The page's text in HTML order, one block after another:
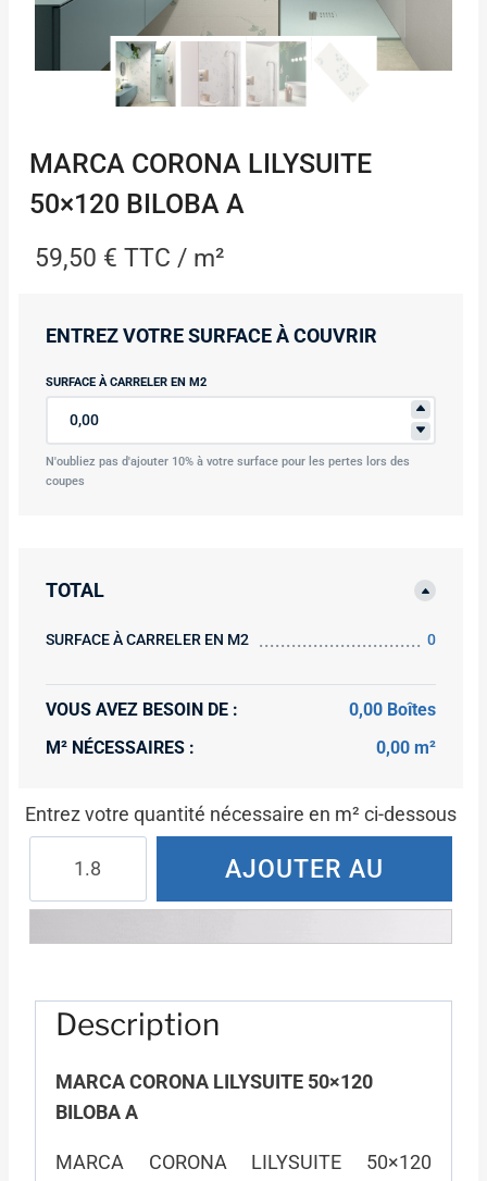
MARCA CORONA LILYSUITE
50×120 BILOBA A
59,50 € TTC / m²
ENTREZ VOTRE SURFACE À COUVRIR
SURFACE À CARRELER EN M2
N'oubliez pas d'ajouter 10% à votre surface pour les pertes lors des
coupes
TOTAL
SURFACE À CARRELER EN M2 0
VOUS AVEZ BESOIN DE :
0,00 Boîtes
M² NÉCESSAIRES :
0,00 m²
Entrez votre quantité nécessaire en m² ci-dessous
MARCA
CORONA
50x120
BILOBA
AJOUTER AU
Description
MARCA CORONA LILYSUITE 50×120
BILOBA A
MARCA CORONA LILYSUITE 50×120